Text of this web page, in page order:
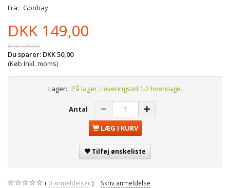
Fra: Goobay
DKK 149,00
DKK 199,00
Du sparer: DKK 50,00
(Køb Inkl. moms)
Lager: På lager, Leveringstid 1-2 hverdage.
Antal
LÆG I KURV
Tilføj ønskeliste
0 anmeldelser Skriv anmeldelse